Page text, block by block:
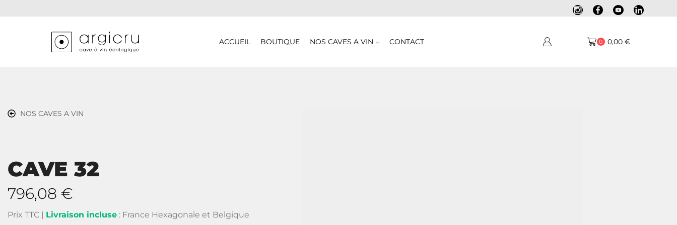
ACCUEIL BOUTIQUE NOS CAVES A VIN CONTACT 0 0,00 €
NOS CAVES A VIN
CAVE 32
796,08 €
Prix TTC | Livraison incluse : France Hexagonale et Belgique